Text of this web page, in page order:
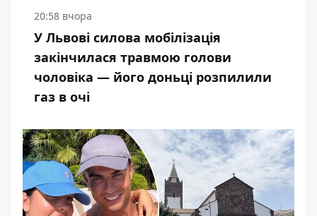
20:58 вчора
У Львові силова мобілізація
закінчилася травмою голови
чоловіка — його доньці розпилили
газ в очі